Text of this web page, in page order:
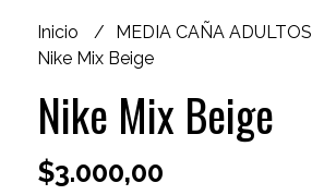
Inicio
MEDIA CAÑA ADULTOS
Nike Mix Beige
Nike Mix Beige
$3.000,00